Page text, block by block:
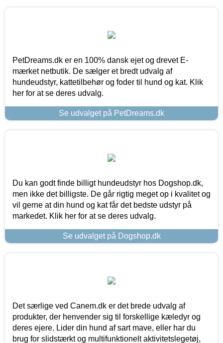
PetDreams.dk er en 100% dansk ejet og drevet E-
mærket netbutik. De sælger et bredt udvalg af
hundeudstyr, kattetilbehør og foder til hund og kat. Klik
her for at se deres udvalg.
Se udvalget på PetDreams.dk
Du kan godt finde billigt hundeudstyr hos Dogshop.dk,
men ikke det billigste. De går rigtig meget op i kvalitet og
vil gerne at din hund og kat får det bedste udstyr på
markedet. Klik her for at se deres udvalg.
Se udvalget på Dogshop.dk
Det særlige ved Canem.dk er det brede udvalg af
produkter, der henvender sig til forskellige kæledyr og
deres ejere. Lider din hund af sart mave, eller har du
brug for slidstærkt og multifunktionelt aktivitetslegetøj,